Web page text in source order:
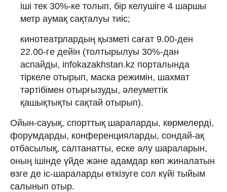
іші тек 30%-ке толып, бір келушіге 4 шаршы
метр аумақ сақталуы тиіс;
кинотеатрлардың қызметі сағат 9.00-ден
22.00-ге дейін (толтырылуы 30%-дан
аспайды, infokazakhstan.kz порталында
тіркеле отырып, маска режимін, шахмат
тәртібімен отырғызуды, әлеуметтік
қашықтықты сақтай отырып).
Ойын-сауық, спорттық шараларды, көрмелерді,
форумдарды, конференцияларды, сондай-ақ
отбасылық, салтанатты, еске алу шараларын,
оның ішінде үйде және адамдар көп жиналатын
өзге де іс-шараларды өткізуге сол күйі тыйым
салынып отыр.